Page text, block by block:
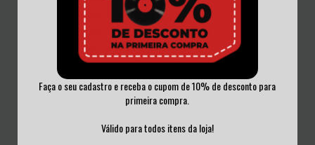
Faça o seu cadastro e receba o cupom de 10% de desconto para
primeira compra.
Válido para todos itens da loja!
ARGENTINA
CD ACRILIC...